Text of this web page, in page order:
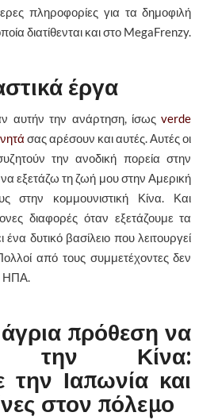
πληροφορίες για τα δημοφιλή
διατίθενται και στο MegaFrenzy.
έργα
αυτήν την ανάρτηση, ίσωςverde
σας αρέσουν και αυτές. Αυτές οι
την ανοδική πορεία στην
εξετάζω τη ζωή μου στην Αμερική
στην κομμουνιστική Κίνα. Και
διαφορές όταν εξετάζουμε τα
δυτικό βασίλειο που λειτουργεί
από τους συμμετέχοντες δεν
ΗΠΑ.
​​πρόθεση να
την Κίνα:
την Ιαπωνία και
στον πόλεμο